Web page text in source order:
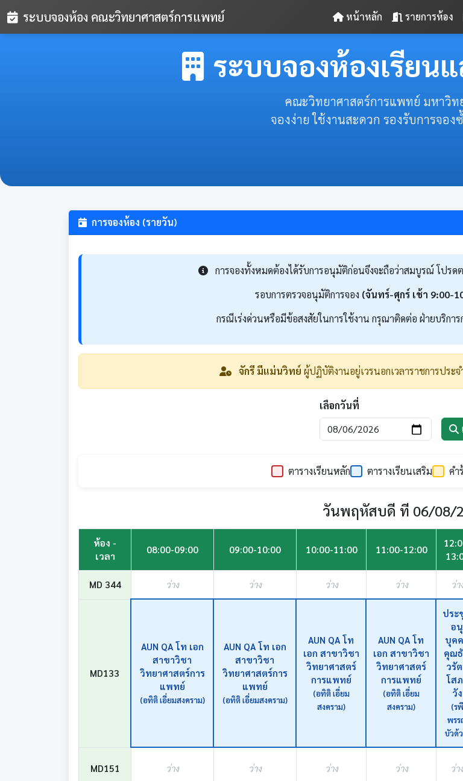
ระบบจองห้อง คณะวิทยาศาสตร์การแพทย์ หน้าหลัก รายการห้อง
ระบบจองห้องเรียน
คณะวิทยาศาสตร์การแพทย์ มหาวิท
จองง่าย ใช้งานสะดวก รองรับการจอ
การจองห้อง (รายวัน)
การจองทั้งหมดต้องได้รับการอนุมัติก่อนจึงจะถือว่าสมบูรณ์ โปรด
รอบการตรวจอนุมัติการจอง (จันทร์-ศุกร์ เช้า 9:00-
กรณีเร่งด่วนหรือมีข้อสงสัยในการใช้งาน กรุณาติดต่อ ฝ่ายบริกา
จักรี มีแม่นวิทย์ ผู้ปฏิบัติงานอยู่เวรนอกเวลาราชการปร
เลือกวันที่
ตารางเรียนหลัก ตารางเรียนเสริม คำ
วันพฤหัสบดี ที่ 06/08/
ห้อง -
เวลา
08:00-09:00 09:00-10:00 10:00-11:00 11:00-12:00
MD 344 ว่าง ว่าง ว่าง ว่าง ว่า
MD133
AUN QA โท เอก
สาขาวิชา
วิทยาศาสตร์การ
แพทย์
(อทิติ เอี่ยมสงคราม)
AUN QA โท เอก
สาขาวิชา
วิทยาศาสตร์การ
แพทย์
(อทิติ เอี่ยมสงคราม)
AUN QA โท
เอก สาขาวิชา
วิทยาศาสตร์
การแพทย์
(อทิติ เอี่ยม
สงคราม)
AUN QA โท
เอก สาขาวิชา
วิทยาศาสตร์
การแพทย์
(อทิติ เอี่ยม
สงคราม)
ประ
อนุ
บุค
คุณ
วรั
โส
วัง
(รพี
พร
บัวด้
MD151 ว่าง ว่าง ว่าง ว่าง ว่าง